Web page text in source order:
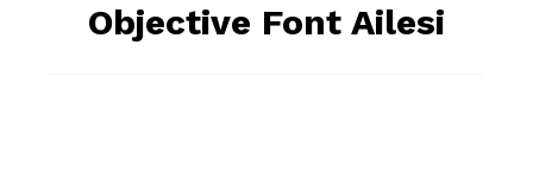
Objective Font Ailesi